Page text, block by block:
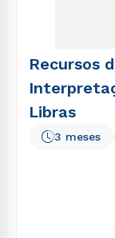
Recursos
Libras
3 meses